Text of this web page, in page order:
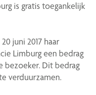
is gratis toegankelijk
juni 2017 haar
Limburg een bedrag
bezoeker. Dit bedrag
verduurzamen.